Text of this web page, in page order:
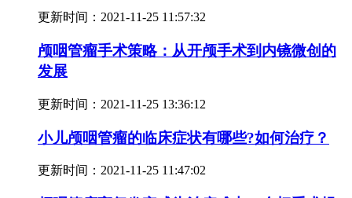
更新时间： 2021-11-25 11:57:32
颅咽管瘤手术策略：从开颅手术到内镜微创的
发展
更新时间： 2021-11-25 13:36:12
小儿颅咽管瘤的临床症状有哪些?如何治疗？
更新时间： 2021-11-25 11:47:02